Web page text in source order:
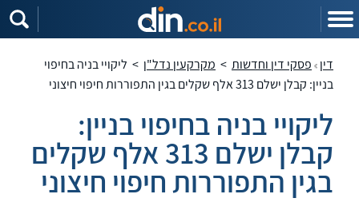
דין פסקי דין וחדשות > מקרקעין נדל"ן > ליקויי בניה בחיפוי
בניין: קבלן ישלם 313 אלף שקלים בגין התפוררות חיפוי חיצוני
ליקויי בניה בחיפוי בניין:
קבלן ישלם 313 אלף שקלים
בגין התפוררות חיפוי חיצוני